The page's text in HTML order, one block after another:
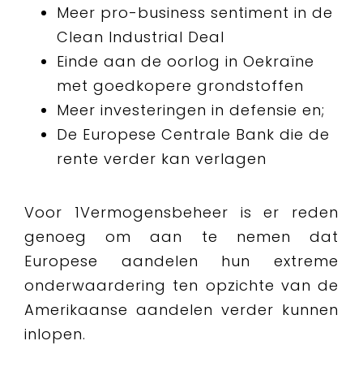
Meer pro-business sentiment in de
Clean Industrial Deal
Einde aan de oorlog in Oekraïne
met goedkopere grondstoffen
Meer investeringen in defensie en;
De Europese Centrale Bank die de
rente verder kan verlagen
Voor 1Vermogensbeheer is er reden
genoeg om aan te nemen dat
Europese aandelen hun extreme
onderwaardering ten opzichte van de
Amerikaanse aandelen verder kunnen
inlopen.